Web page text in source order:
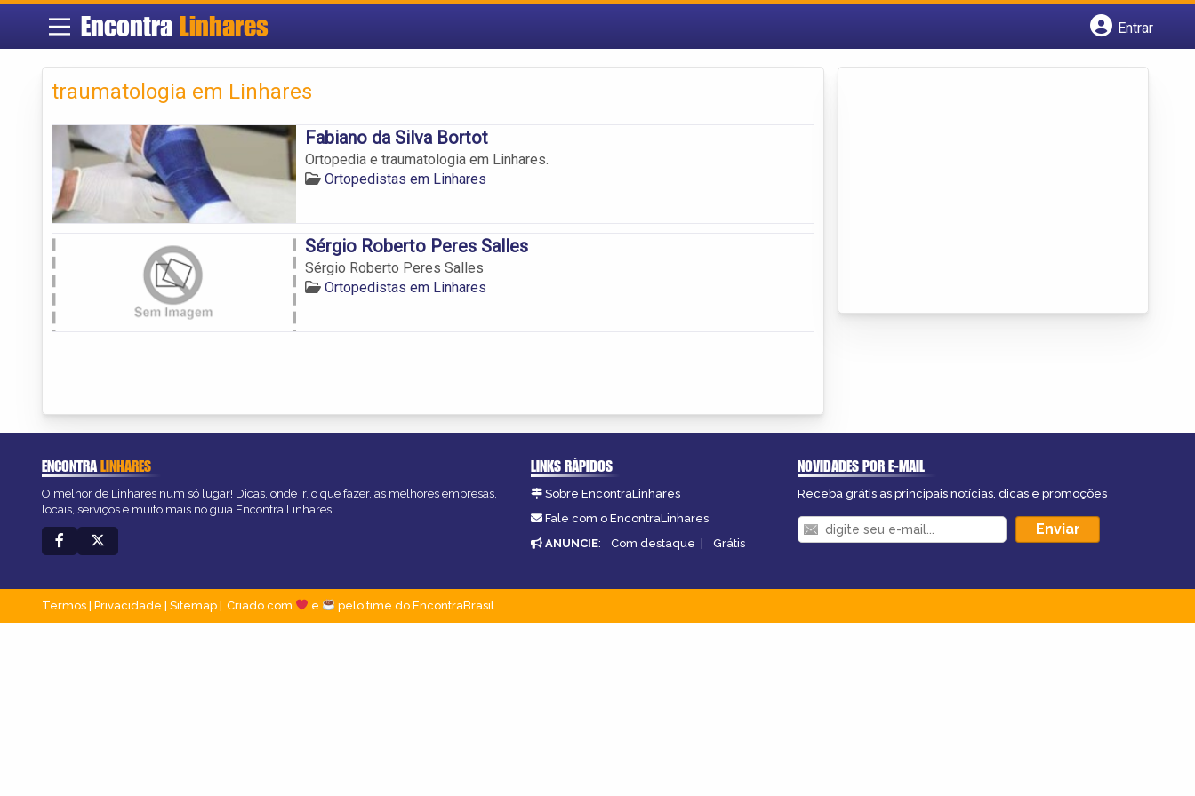
Encontra Linhares
Entrar
traumatologia em Linhares
Fabiano da Silva Bortot
Ortopedia e traumatologia em Linhares.
Ortopedistas em Linhares
Sérgio Roberto Peres Salles
Sérgio Roberto Peres Salles
Ortopedistas em Linhares
ENCONTRALINHARES
O melhor de Linhares num só lugar! Dicas, onde ir, o que fazer, as melhores empresas,
locais, serviços e muito mais no guia Encontra Linhares.
LINKS RÁPIDOS
Sobre EncontraLinhares
Fale com o EncontraLinhares
ANUNCIE: Com destaque | Grátis
NOVIDADES POR E-MAIL
Receba grátis as principais notícias, dicas e promoções
Termos Privacidade Sitemap Criado com e pelo time do EncontraBrasil